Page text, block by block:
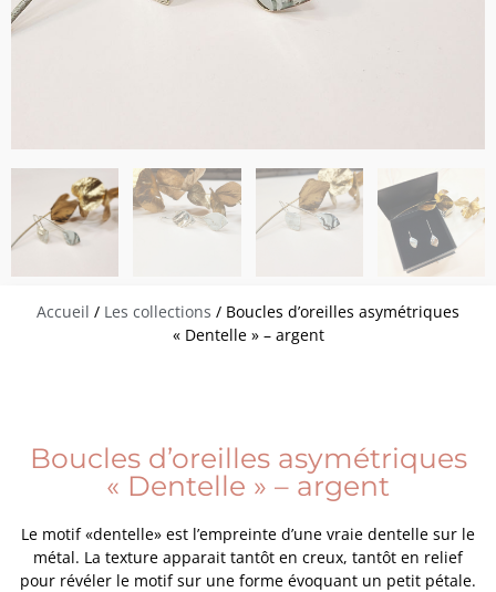
Accueil / Les collections / Boucles d’oreilles asymétriques
« Dentelle » – argent
Boucles d’oreilles asymétriques
« Dentelle » – argent
Le motif «dentelle» est l’empreinte d’une vraie dentelle sur le
métal. La texture apparait tantôt en creux, tantôt en relief
pour révéler le motif sur une forme évoquant un petit pétale.